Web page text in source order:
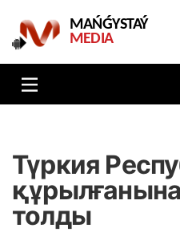
MAŃǴYSTAÝ
MEDIA
Түркия
толды